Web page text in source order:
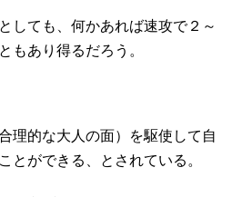
しても、何かあれば速攻で２～
もあり得るだろう。
理的な大人の面）を駆使して自
とができる、とされている。